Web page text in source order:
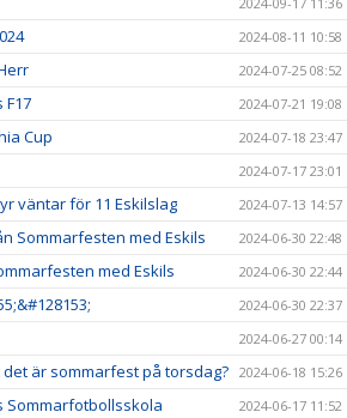
2024-08-11 10:58
2024-07-25 08:52
2024-07-21 19:08
Cup 2024-07-18 23:47
2024-07-17 23:01
väntar för 11 Eskilslag 2024-07-13 14:57
Sommarfesten med Eskils 2024-06-30 22:48
med Eskils 2024-06-30 22:44
2024-06-30 22:37
2024-06-27 00:14
är sommarfest på torsdag? 2024-06-18 15:26
Sommarfotbollsskola 2024-06-17 11:52